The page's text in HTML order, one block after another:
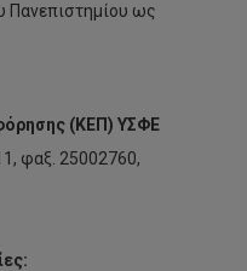
Πανεπιστημίου ως
(KEΠ) ΥΣΦΕ
φαξ. 25002760,